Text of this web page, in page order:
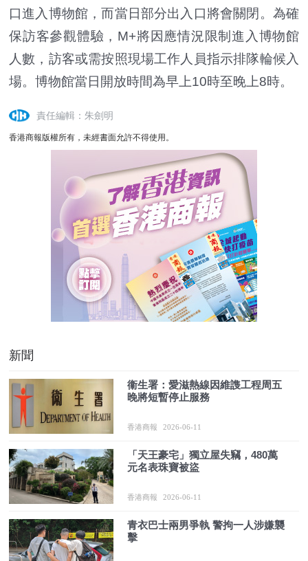
口進入博物館，而當日部分出入口將會關閉。為確
保訪客參觀體驗，M+將因應情況限制進入博物館
人數，訪客或需按照現場工作人員指示排隊輪候入
場。博物館當日開放時間為早上10時至晚上8時。
責任編輯：朱劍明
香港商報版權所有，未經書面允許不得使用。
新聞
衞生署：愛滋熱線因維謢工程周五
晚將短暫停止服務
香港商報 2026-06-11
「天王豪宅」獨立屋失竊，480萬
元名表珠寶被盜
香港商報 2026-06-11
青衣巴士兩男爭執 警拘一人涉嫌襲
擊